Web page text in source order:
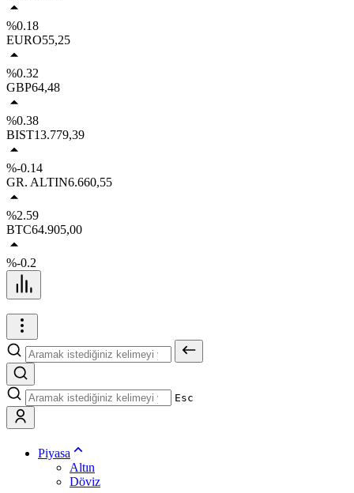
%0.18
EURO55,25
%0.32
GBP64,48
%0.38
BIST13.779,39
%-0.14
GR. ALTIN6.660,55
%2.59
BTC64.905,00
%-0.2
Esc
Piyasa
Altın
Döviz